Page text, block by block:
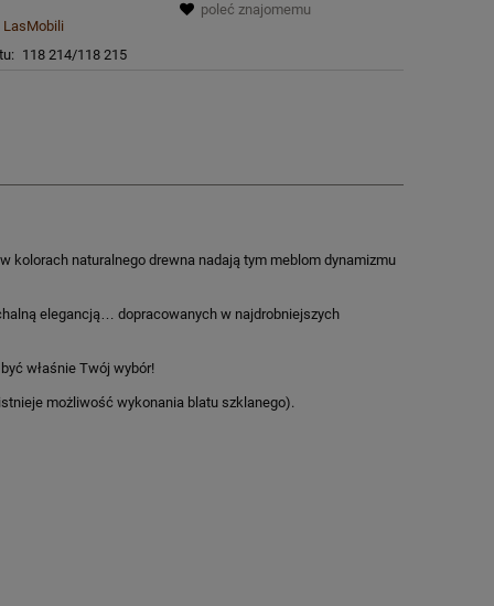
LasMobili
118 214/118 215
poleć znajomemu
kolorach naturalnego drewna nadają tym meblom dynamizmu
elegancją… dopracowanych w najdrobniejszych
właśnie Twój wybór!
możliwość wykonania blatu szklanego).